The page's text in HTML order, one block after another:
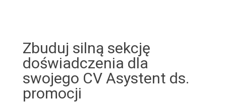
Zbuduj silną sekcję
doświadczenia dla
swojego CV Asystent ds.
promocji